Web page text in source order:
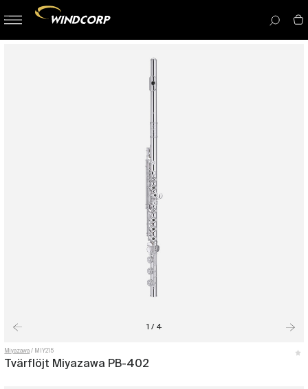
1 / 4
Miyazawa MIY215
Tvärflöjt Miyazawa PB-402